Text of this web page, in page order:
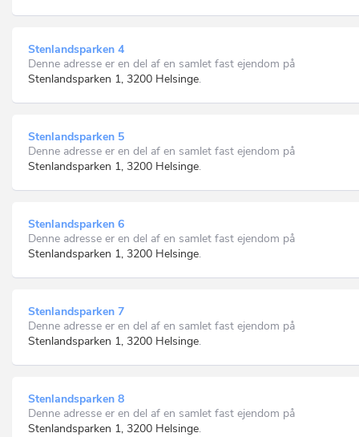
Stenlandsparken 4
Denne adresse er en del af en samlet fast ejendom på
Stenlandsparken 1, 3200 Helsinge.
Stenlandsparken 5
Denne adresse er en del af en samlet fast ejendom på
Stenlandsparken 1, 3200 Helsinge.
Stenlandsparken 6
Denne adresse er en del af en samlet fast ejendom på
Stenlandsparken 1, 3200 Helsinge.
Stenlandsparken 7
Denne adresse er en del af en samlet fast ejendom på
Stenlandsparken 1, 3200 Helsinge.
Stenlandsparken 8
Denne adresse er en del af en samlet fast ejendom på
Stenlandsparken 1, 3200 Helsinge.